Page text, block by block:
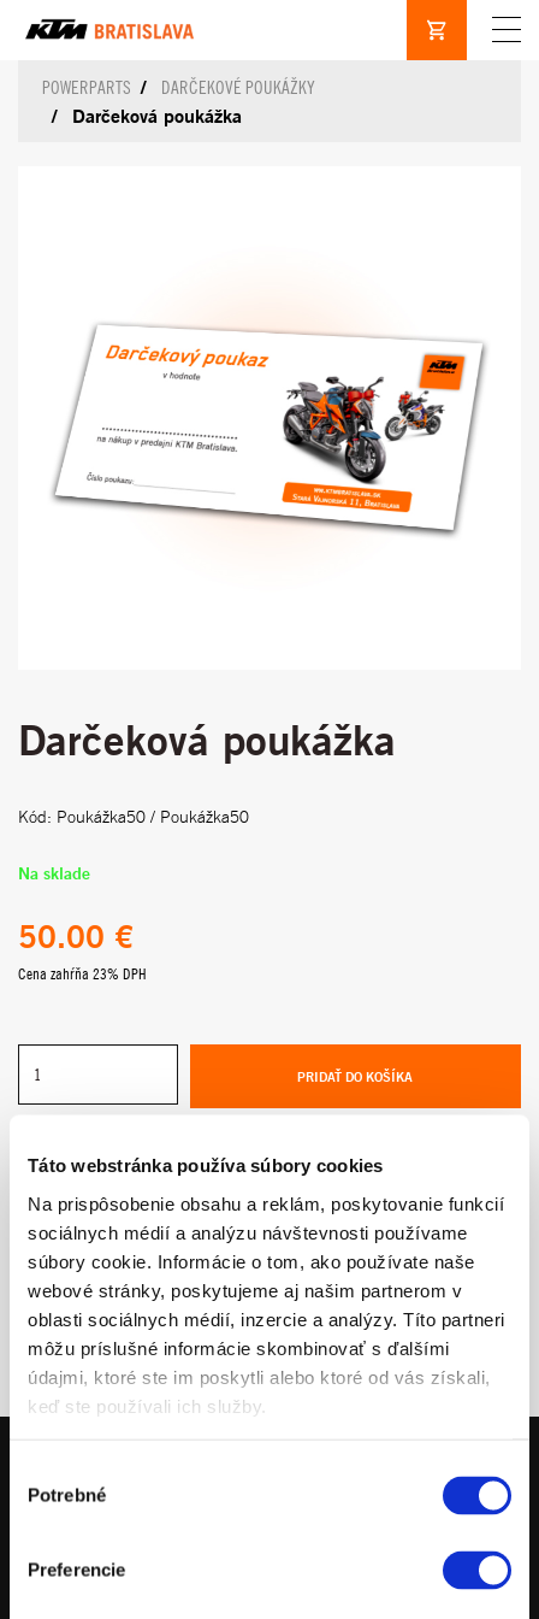
Táto webstránka používa súbory cookies
Na prispôsobenie obsahu a reklám, poskytovanie funkcií
sociálnych médií a analýzu návštevnosti používame
súbory cookie. Informácie o tom, ako používate naše
webové stránky, poskytujeme aj našim partnerom v
oblasti sociálnych médií, inzercie a analýzy. Títo partneri
môžu príslušné informácie skombinovať s ďalšími
údajmi, ktoré ste im poskytli alebo ktoré od vás získali,
keď ste používali ich služby.
súhlasu
Potrebné
Preferencie
POWERPARTS DARČEKOVÉ POUKÁŽKY
Darčeková poukážka
Darčeková poukážka
Kód: Poukážka50 / Poukážka50
Na sklade
50.00 €
Cena zahŕňa 23% DPH
PRIDAŤ DO KOŠÍKA